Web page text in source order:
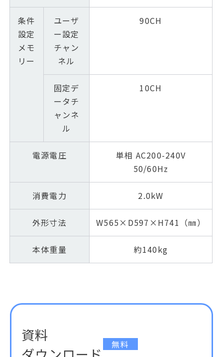
条件
設定
メモ
リー
ユーザ
ー設定
チャン
ネル
90CH
固定デ
ータチ
ャンネ
ル
10CH
電源電圧
単相 AC200-240V
50/60Hz
消費電力 2.0kW
外形寸法 W565×D597×H741（㎜）
本体重量 約140kg
資料
無料